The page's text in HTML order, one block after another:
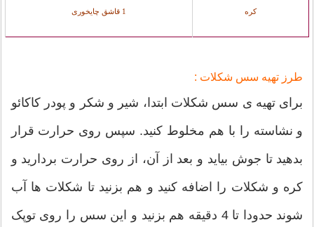
کره 1 قاشق چایخوری
طرز تهیه سس شکلات :
برای تهیه ی سس شکلات ابتدا، شیر و شکر و پودر کاکائو
و نشاسته را با هم مخلوط کنید. سپس روی حرارت قرار
بدهید تا جوش بیاید و بعد از آن، از روی حرارت بردارید و
کره و شکلات را اضافه کنید و هم بزنید تا شکلات ها آب
شوند حدودا تا 4 دقیقه هم بزنید و این سس را روی توپک